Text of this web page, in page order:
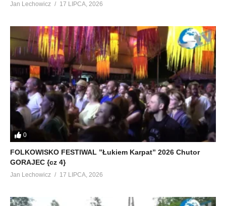
Jan Lechowicz 17 LIPCA, 2026
0
FOLKOWISKO FESTIWAL ”Łukiem Karpat” 2026 Chutor
GORAJEC {cz 4}
Jan Lechowicz 17 LIPCA, 2026